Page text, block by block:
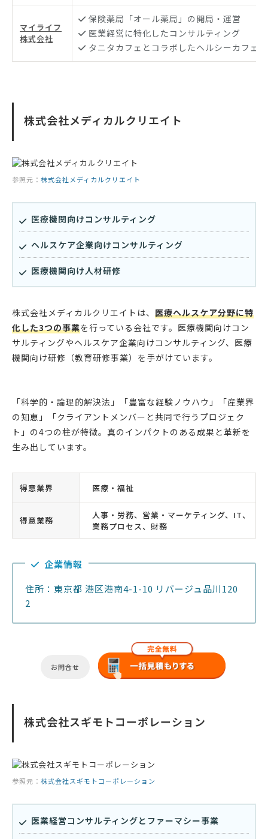
マイライフ
株式会社
保険薬局「オール薬局」の開局・運営
医業経営に特化したコンサルティング
タニタカフェとコラボしたヘルシーカフェ
株式会社メディカルクリエイト
参照元： 株式会社メディカルクリエイト
医療機関向けコンサルティング
ヘルスケア企業向けコンサルティング
医療機関向け人材研修
株式会社メディカルクリエイトは、 医療ヘルスケア分野に特
化した3つの事業を行っている会社です。医療機関向けコン
サルティングやヘルスケア企業向けコンサルティング、医療
機関向け研修（教育研修事業）を手がけています。
「科学的・論理的解決法」「豊富な経験ノウハウ」「産業界
の知恵」「クライアントメンバーと共同で行うプロジェク
ト」の4つの柱が特徴。真のインパクトのある成果と革新を
生み出しています。
得意業界 医療・福祉
得意業務
人事・労務、営業・マーケティング、IT、
業務プロセス、財務
企業情報
住所：東京都 港区港南4-1-10 リバージュ品川120
2
お問合せ
株式会社スギモトコーポレーション
参照元： 株式会社スギモトコーポレーション
医業経営コンサルティングとファーマシー事業